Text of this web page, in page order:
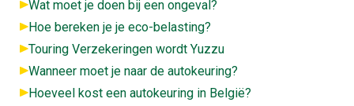
Wat moet je doen bij een ongeval?
Hoe bereken je je eco-belasting?
Touring Verzekeringen wordt Yuzzu
Wanneer moet je naar de autokeuring?
Hoeveel kost een autokeuring in België?